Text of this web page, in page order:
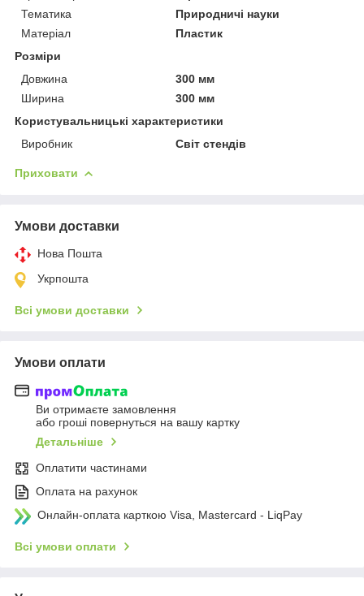
Тематика
Природничі науки
Матеріал
Пластик
Розміри
Довжина
300 мм
Ширина
300 мм
Користувальницькі характеристики
Виробник
Світ стендів
Приховати
Умови доставки
Нова Пошта
Укрпошта
Всі умови доставки
Умови оплати
Ви отримаєте замовлення
або гроші повернуться на вашу картку
Детальніше
Оплатити частинами
Оплата на рахунок
Онлайн-оплата карткою Visa, Mastercard - LiqPay
Всі умови оплати